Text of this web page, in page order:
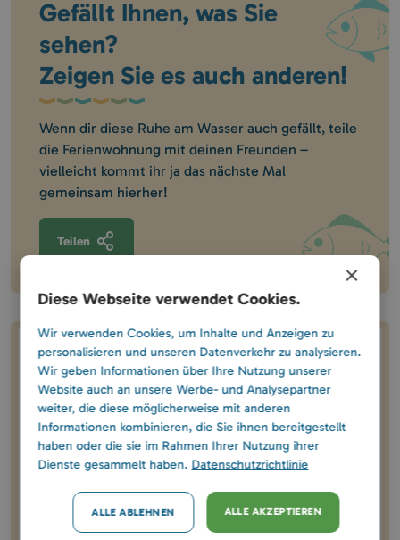
Hausdaten
130 EUR / Haus / Nacht
Eigener 35 m² großer Steg
Eigener 50 Meter breiter Angelbereich bis zum
gegenüberliegenden Ufer
Gefällt Ihnen, was Sie
sehen?
Zeigen Sie es auch anderen!
Wenn dir diese Ruhe am Wasser auch gefällt, teile
die Ferienwohnung mit deinen Freunden –
vielleicht kommt ihr ja das nächste Mal
gemeinsam hierher!
Teilen
×
Diese Webseite verwendet Cookies.
Wir verwenden Cookies, um Inhalte und Anzeigen zu
personalisieren und unseren Datenverkehr zu analysieren.
Wir geben Informationen über Ihre Nutzung unserer
Website auch an unsere Werbe- und Analysepartner
weiter, die diese möglicherweise mit anderen
Informationen kombinieren, die Sie ihnen bereitgestellt
haben oder die sie im Rahmen Ihrer Nutzung ihrer
Dienste gesammelt haben. Datenschutzrichtlinie
ALLE AKZEPTIEREN
ALLE ABLEHNEN